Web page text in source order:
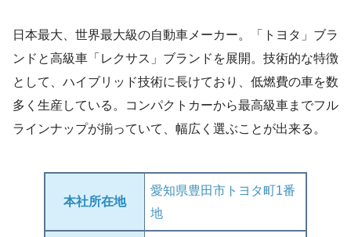
日本最大、世界最大級の自動車メーカー。「トヨタ」ブラ
ンドと高級車「レクサス」ブランドを展開。技術的な特徴
として、ハイブリッド技術に長けており、低燃費の車を数
多く生産している。コンパクトカーから最高級車までフル
ラインナップが揃っていて、幅広く選ぶことが出来る。
本社所在地
愛知県豊田市トヨタ町1番
地